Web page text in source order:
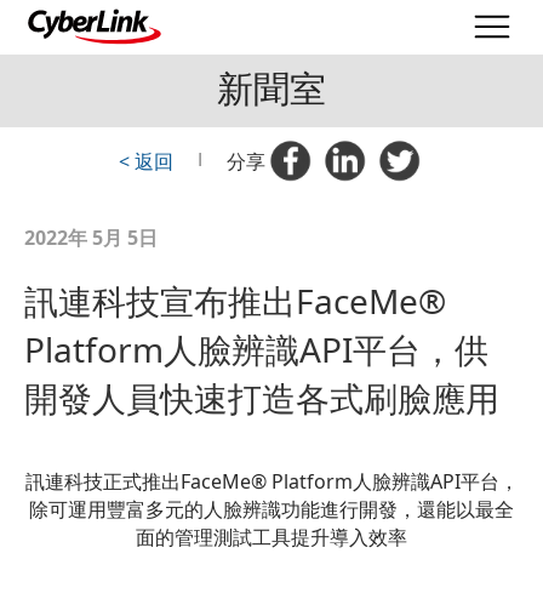
新聞室
< 返回 | 分享
2022年 5月 5日
訊連科技宣布推出FaceMe®
Platform人臉辨識API平台，供
開發人員快速打造各式刷臉應用
訊連科技正式推出FaceMe® Platform人臉辨識API平台，
除可運用豐富多元的人臉辨識功能進行開發，還能以最全
面的管理測試工具提升導入效率